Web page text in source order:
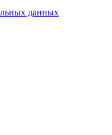
данных